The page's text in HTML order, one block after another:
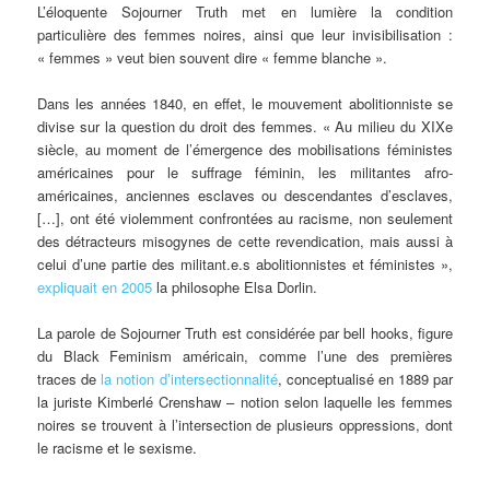
L’éloquente Sojourner Truth met en lumière la condition
particulière des femmes noires, ainsi que leur invisibilisation :
« femmes » veut bien souvent dire « femme blanche ».
Dans les années 1840, en effet, le mouvement abolitionniste se
divise sur la question du droit des femmes. « Au milieu du XIXe
siècle, au moment de l’émergence des mobilisations féministes
américaines pour le suffrage féminin, les militantes afro-
américaines, anciennes esclaves ou descendantes d’esclaves,
[…], ont été violemment confrontées au racisme, non seulement
des détracteurs misogynes de cette revendication, mais aussi à
celui d’une partie des militant.e.s abolitionnistes et féministes »,
expliquait en 2005 la philosophe Elsa Dorlin.
La parole de Sojourner Truth est considérée par bell hooks, figure
du Black Feminism américain, comme l’une des premières
traces dela notion d’intersectionnalité, conceptualisé en 1889 par
la juriste Kimberlé Crenshaw – notion selon laquelle les femmes
noires se trouvent à l’intersection de plusieurs oppressions, dont
le racisme et le sexisme.